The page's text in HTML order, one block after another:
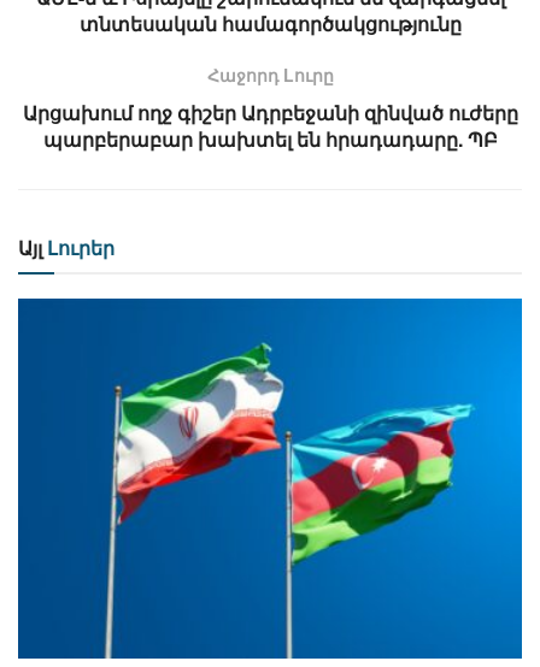
տնտեսական համագործակցությունը
Հաջորդ Lուրը
Արցախում ողջ գիշեր Ադրբեջանի զինված ուժերը
պարբերաբար խախտել են հրադադարը. ՊԲ
Այլ Լուրեր